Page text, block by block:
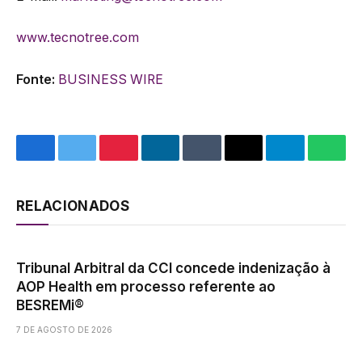
www.tecnotree.com
Fonte: BUSINESS WIRE
Facebook
TwitterPinterestLinkedInTumblrEmail Telegram
RELACIONADOS
Tribunal Arbitral da CCI concede indenização à
AOP Health em processo referente ao
BESREMi®
7 DE AGOSTO DE 2026